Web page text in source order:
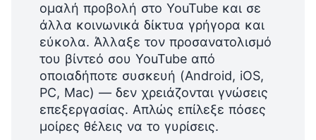
ομαλή προβολή στο YouTube και σε
άλλα κοινωνικά δίκτυα γρήγορα και
εύκολα. Άλλαξε τον προσανατολισμό
του βίντεό σου YouTube από
οποιαδήποτε συσκευή (Android, iOS,
PC, Mac) — δεν χρειάζονται γνώσεις
επεξεργασίας. Απλώς επίλεξε πόσες
μοίρες θέλεις να το γυρίσεις.